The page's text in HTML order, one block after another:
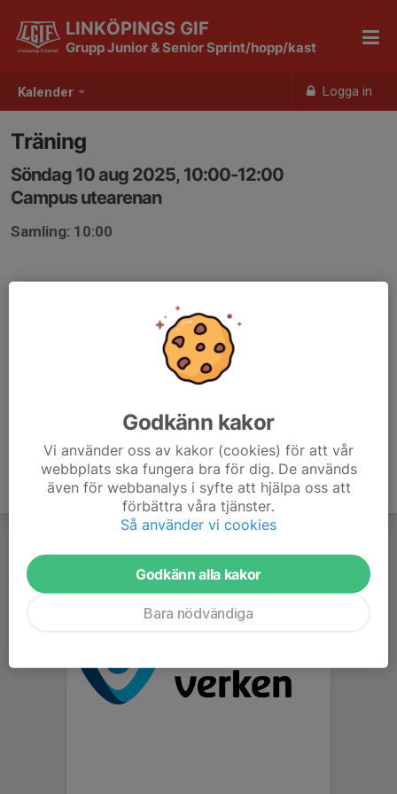
Kalender Logga in
LINKÖPINGS GIF
Grupp Junior & Senior Sprint/hopp/kast
Träning
Söndag 10 aug 2025, 10:00-12:00
Campus utearenan
Samling: 10:00
Godkänn kakor
Vi använder oss av kakor (cookies) för att vår
webbplats ska fungera bra för dig. De används
även för webbanalys i syfte att hjälpa oss att
förbättra våra tjänster.
Så använder vi cookies
Godkänn alla kakor
Bara nödvändiga